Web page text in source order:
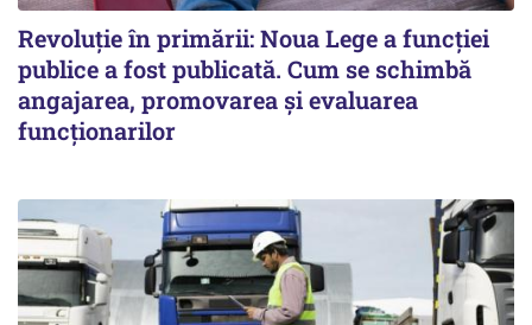
Revoluție în primării: Noua Lege a funcției
publice a fost publicată. Cum se schimbă
angajarea, promovarea și evaluarea
funcționarilor